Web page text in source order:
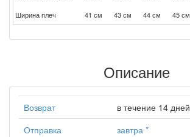
Ширина плеч
41 см 43 см 44 см 45 см
Описание
Возврат
в течение 14 дней
Отправка
завтра *